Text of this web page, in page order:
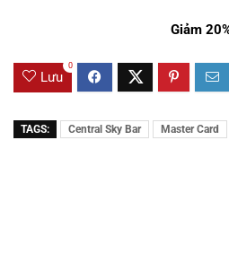
Giảm
Lưu
0
TAGS: Central Sky Bar Master Card